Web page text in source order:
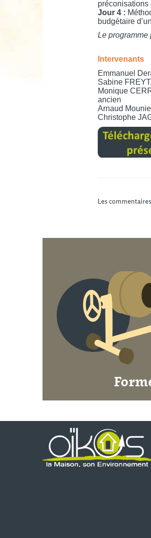
préconisations
Jour 4 :
budgétaire
Le programme
Intervenants
Emmanuel
Sabine
Monique
ancien
Arnaud
Christophe
Les